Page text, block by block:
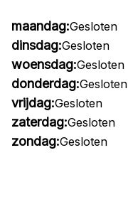
maandag:Gesloten
dinsdag:Gesloten
woensdag:Gesloten
donderdag:Gesloten
vrijdag:Gesloten
zaterdag:Gesloten
zondag:Gesloten